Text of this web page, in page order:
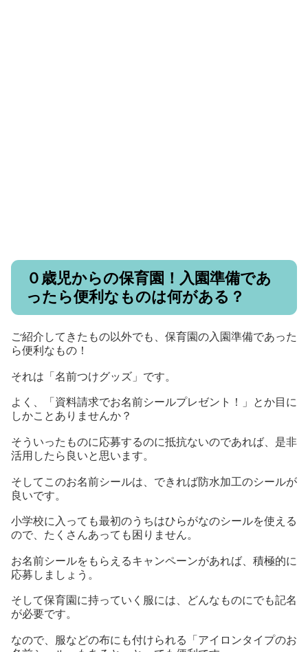
０歳児からの保育園！入園準備であ
ったら便利なものは何がある？
ご紹介してきたもの以外でも、保育園の入園準備であった
ら便利なもの！
それは「名前つけグッズ」です。
よく、「資料請求でお名前シールプレゼント！」とか目に
しかことありませんか？
そういったものに応募するのに抵抗ないのであれば、是非
活用したら良いと思います。
そしてこのお名前シールは、できれば防水加工のシールが
良いです。
小学校に入っても最初のうちはひらがなのシールを使える
ので、たくさんあっても困りません。
お名前シールをもらえるキャンペーンがあれば、積極的に
応募しましょう。
そして保育園に持っていく服には、どんなものにでも記名
が必要です。
なので、服などの布にも付けられる「アイロンタイプのお